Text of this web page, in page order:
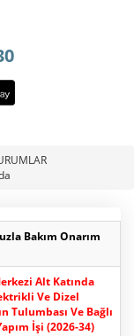
Bakım Onarım
Alt Katında
Ve Dizel
Tulumbası Ve Bağlı
İşi (2026-34)